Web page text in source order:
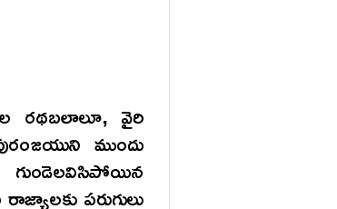
రథబలాలూ, వైరి
ముందు
గుండెలవిసిపోయిన
పరుగులు